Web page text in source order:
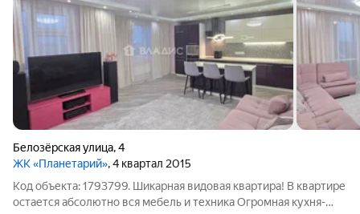
Белозёрская улица,4
ЖК «Планетарий», 4 квартал 2015
Код объекта: 1793799. Шикарная видовая квартира! В квартире
остается абсолютно вся мебель и техника Огромная кухня-